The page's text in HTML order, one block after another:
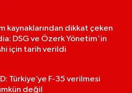
kaynaklarından dikkat çeken
DSG ve Özerk Yönetim'in
için tarih verildi
Türkiye’ye F-35 verilmesi
değil